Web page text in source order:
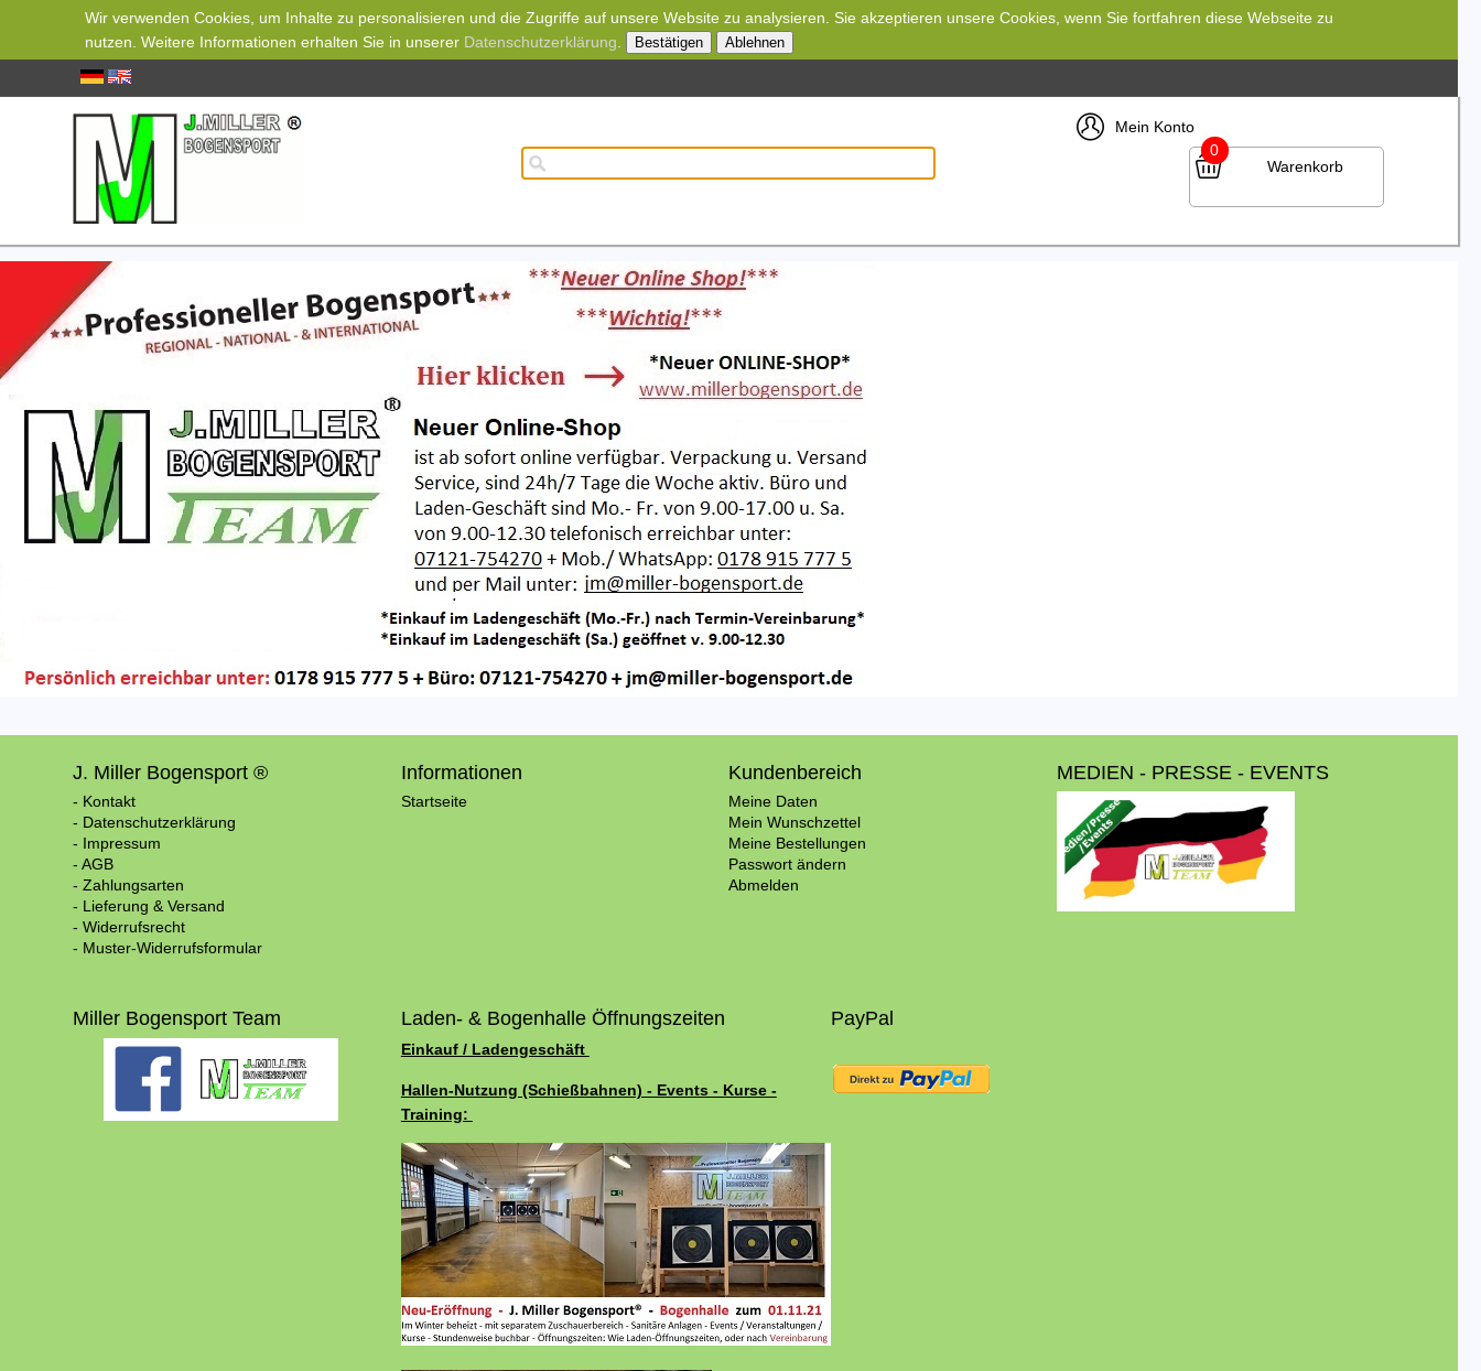
Wir verwenden Cookies, um Inhalte zu personalisieren und die Zugriffe auf unsere Website zu analysieren. Sie akzeptieren unsere Cookies, wenn Sie fortfahren diese Webseite zu
nutzen. Weitere Informationen erhalten Sie in unserer Datenschutzerklärung Bestätigen Ablehnen
Mein Konto
0
Warenkorb
J. Miller Bogensport ®
- Kontakt
- Datenschutzerklärung
- Impressum
- AGB
- Zahlungsarten
- Lieferung & Versand
- Widerrufsrecht
- Muster-Widerrufsformular
Informationen
Startseite
Kundenbereich
Meine Daten
Mein Wunschzettel
Meine Bestellungen
Passwort ändern
Abmelden
MEDIEN - PRESSE - EVENTS
Miller Bogensport Team Laden- & Bogenhalle Öffnungszeiten
Einkauf / Ladengeschäft
Hallen-Nutzung (Schießbahnen) - Events - Kurse -
Training:
PayPal